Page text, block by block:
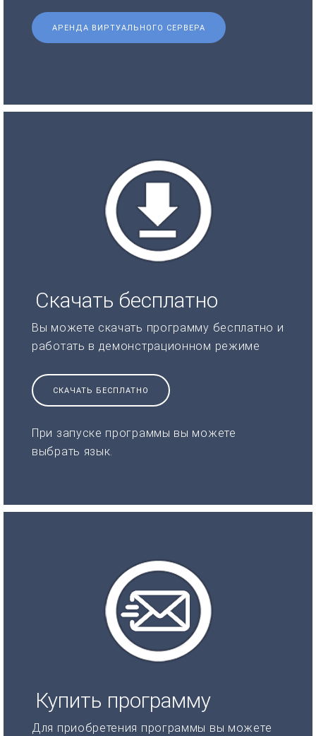
АРЕНДА ВИРТУАЛЬНОГО СЕРВЕРА
Скачать бесплатно
Вы можете скачать программу бесплатно и
работать в демонстрационном режиме
СКАЧАТЬ БЕСПЛАТНО
При запуске программы вы можете
выбрать язык.
Купить программу
Для приобретения программы вы можете